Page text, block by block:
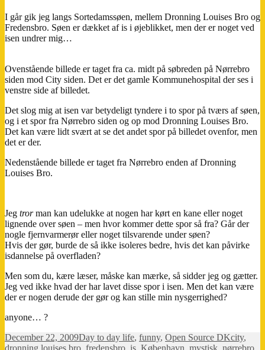
I går gik jeg langs Sortedamssøen, mellem Dronning Louises Bro og
Fredensbro. Søen er dækket af is i øjeblikket, men der er noget ved
isen undrer mig…
Ovenstående billede er taget fra ca. midt på søbreden på Nørrebro
siden mod City siden. Det er det gamle Kommunehospital der ses i
venstre side af billedet.
Det slog mig at isen var betydeligt tyndere i to spor på tværs af søen,
og i et spor fra Nørrebro siden og op mod Dronning Louises Bro.
Det kan være lidt svært at se det andet spor på billedet ovenfor, men
det er der.
Nedenstående billede er taget fra Nørrebro enden af Dronning
Louises Bro.
Jeg trorman kan udelukke at nogen har kørt en kane eller noget
lignende over søen – men hvor kommer dette spor så fra? Går der
nogle fjernvarmerør eller noget tilsvarende under søen?
Hvis der gør, burde de så ikke isoleres bedre, hvis det kan påvirke
isdannelse på overfladen?
Men som du, kære læser, måske kan mærke, så sidder jeg og gætter.
Jeg ved ikke hvad der har lavet disse spor i isen. Men det kan være
der er nogen derude der gør og kan stille min nysgerrighed?
anyone… ?
Posted
on
December 22, 2009Categories
Day to day life, funny, Open Source DKTags
city,
dronning louises bro fredensbro is København mystisk nørrebro